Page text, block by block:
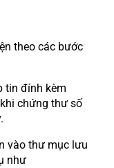
theo các bước
tin đính kèm
chứng thư số
vào thư mục lưu
như